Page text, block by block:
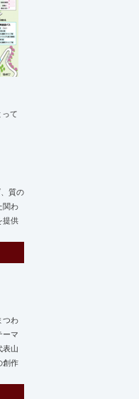
って
質の
関わ
提供
つわ
ーマ
表山
創作